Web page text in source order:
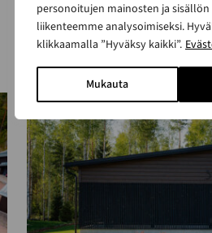
personoitujen mainosten ja sisällön
liikenteemme analysoimiseksi.
klikkaamalla ”Hyväksy kaikki”.
Mukauta
Lue lisää